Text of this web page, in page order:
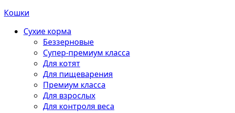
Кошки
Сухие корма
Беззерновые
Супер-премиум класса
Для котят
Для пищеварения
Премиум класса
Для взрослых
Для контроля веса